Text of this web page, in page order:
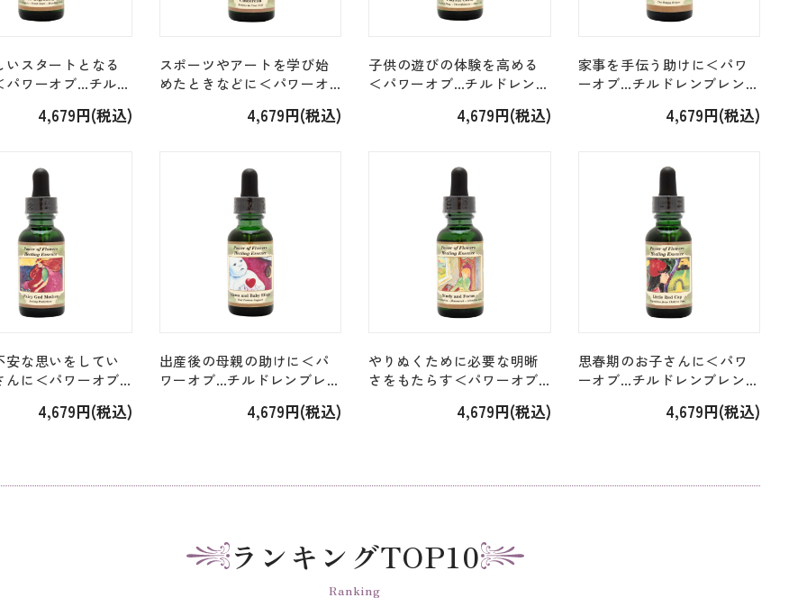
いスタートとなる
パワーオブ…チルド
ス New4,679円(税込)
スポーツやアートを学び始
めたときなどに＜パワーオ
「シンデレラ Cinderella」
4,679円(税込)
子供の遊びの体験を高める
＜パワーオブ…チルドレンブ
イルド Playful Child」
4,679円(税込)
家事を手伝う助けに＜パワ
ーオブ…チルドレンブレンド
姫）Snow White」 [30ml]
4,679円(税込)
安な思いをしてい
んに＜パワーオブ…
ゴッドマザー
4,679円(税込)
出産後の母親の助けに＜パ
ワーオブ…チルドレンブレン
ー Mama and Baby」
4,679円(税込)
やりぬくために必要な明晰
さをもたらす＜パワーオブ…
タディアンドフォーカス
4,679円(税込)
思春期のお子さんに＜パワ
ーオブ…チルドレンブレンド
（赤ずきん） Little Red
4,679円(税込)
ランキングTOP10
Ranking